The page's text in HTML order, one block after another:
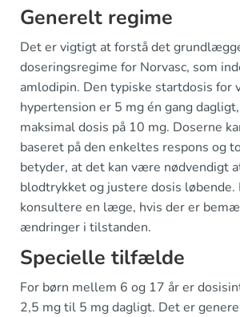
Generelt regime
Det er vigtigt at forstå det
doseringsregime for Norvasc, som
amlodipin. Den typiske startdosis for
hypertension er 5 mg én gang
maksimal dosis på 10 mg. Doserne
baseret på den enkeltes respons og
betyder, at det kan være nødvendigt
blodtrykket og justere dosis løbende.
konsultere en læge, hvis der er
ændringer i tilstanden.
Specielle tilfælde
For børn mellem 6 og 17 år er
2,5 mg til 5 mg dagligt. Det er